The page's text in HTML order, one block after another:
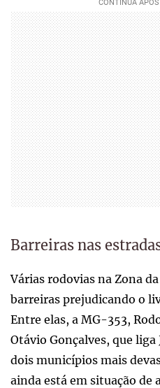
Barreiras nas
Várias rodovias na Zona
barreiras prejudicando o
Entre elas, a MG-353,
Otávio Gonçalves, que
dois municípios mais
ainda está em situação de